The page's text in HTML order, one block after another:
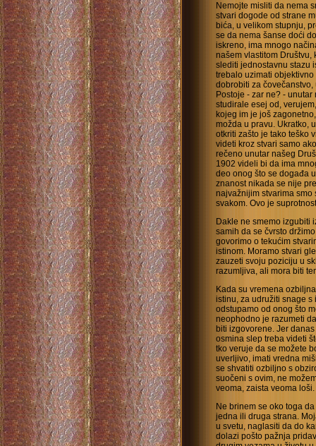
Nemojte misliti da nema
stvari dogode od strane
bića, u velikom stupnju,
se da nema šanse doći
iskreno, ima mnogo
našem vlastitom
slediti jednostavnu stazu
trebalo uzimati
dobrobiti za
Postoje - zar ne? -
studirale esej od,
kojeg im je još
možda u pravu. Ukratko,
otkriti zašto je tako teško
videti kroz stvari samo
rečeno unutar našeg
1902 videli bi da ima
deo onog što se događa
znanost nikada se nije
najvažnijim stvarima
svakom. Ovo je
Dakle ne smemo izgubiti
samih da se čvrsto
govorimo o tekućim
istinom. Moramo stvari
zauzeti svoju poziciju u
razumljiva, ali mora biti
Kada su vremena
istinu, za udružiti snage s
odstupamo od onog što
neophodno je razumeti
biti izgovorene. Jer
osmina slep treba videti
tko veruje da se možete
uverljivo, imati vredna
se shvatiti ozbiljno s
suočeni s ovim, ne
veoma, zaista veoma loši.
Ne brinem se oko toga
jedna ili druga strana.
u svetu, naglasiti da do
dolazi pošto pažnja